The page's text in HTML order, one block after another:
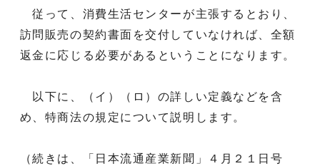
従って、消費生活センターが主張するとおり、
訪問販売の契約書面を交付していなければ、全額
返金に応じる必要があるということになります。
以下に、（イ）（ロ）の詳しい定義などを含
め、特商法の規定について説明します。
（続きは、「日本流通産業新聞」４月２１日号